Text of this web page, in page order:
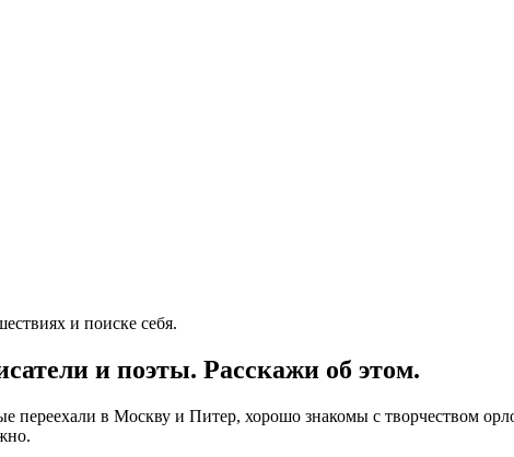
и поиске себя.
и поэты. Расскажи об этом.
в Москву и Питер, хорошо знакомы с творчеством